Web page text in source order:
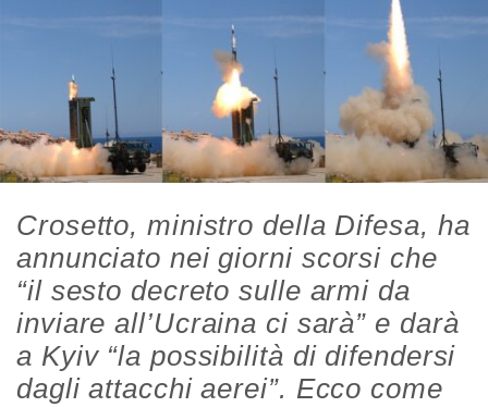
Crosetto, ministro della Difesa, ha
annunciato nei giorni scorsi che
“il sesto decreto sulle armi da
inviare all’Ucraina ci sarà” e darà
a Kyiv “la possibilità di difendersi
dagli attacchi aerei”. Ecco come